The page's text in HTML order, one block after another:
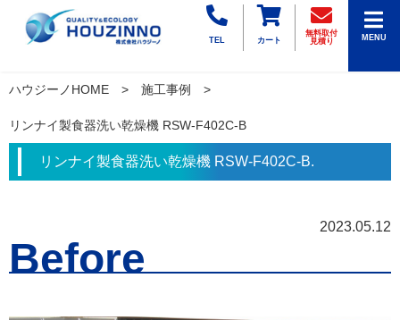
TEL カート
無料取付
見積り
MENU
ハウジーノHOME 施工事例
リンナイ製食器洗い乾燥機 RSW-F402C-B
リンナイ製食器洗い乾燥機 RSW-F402C-B.
2023.05.12
Before